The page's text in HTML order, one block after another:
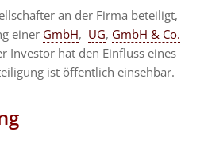
an der Firma beteiligt,
einer GmbH, UG, GmbH & Co.
Investor hat den Einfluss eines
ist öffentlich einsehbar.